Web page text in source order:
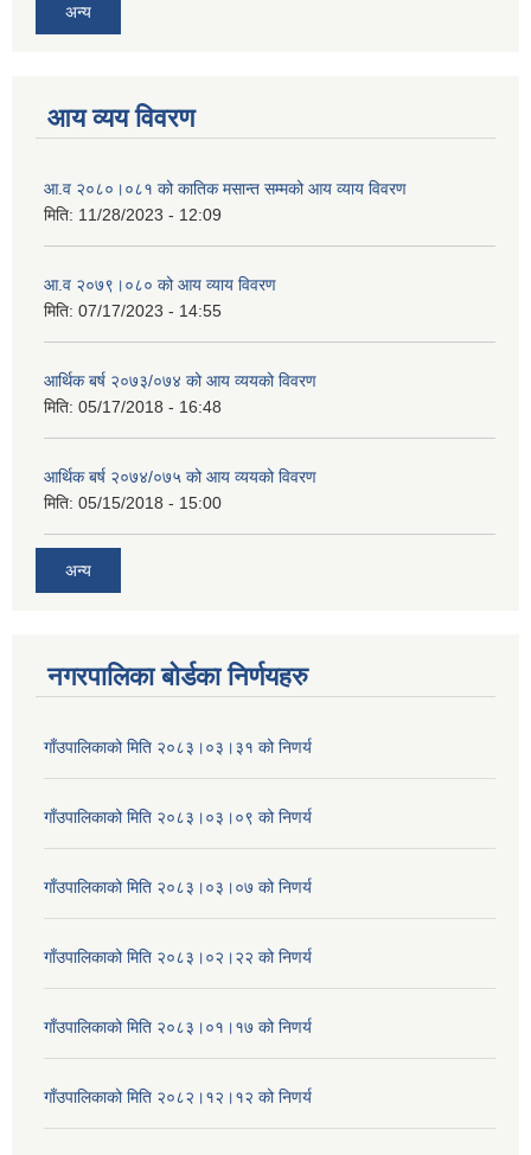
अन्य
आय व्यय विवरण
आ.व २०८०।०८१ को कातिक मसान्त सम्मको आय व्याय विवरण
मिति: 11/28/2023 - 12:09
आ.व २०७९।०८० को आय व्याय विवरण
मिति: 07/17/2023 - 14:55
आर्थिक बर्ष २०७३/०७४ को आय व्ययको विवरण
मिति: 05/17/2018 - 16:48
आर्थिक बर्ष २०७४/०७५ को आय व्ययको विवरण
मिति: 05/15/2018 - 15:00
अन्य
नगरपालिका बोर्डका निर्णयहरु
गाँउपालिकाको मिति २०८३।०३।३१ को निणर्य
गाँउपालिकाको मिति २०८३।०३।०९ को निणर्य
गाँउपालिकाको मिति २०८३।०३।०७ को निणर्य
गाँउपालिकाको मिति २०८३।०२।२२ को निणर्य
गाँउपालिकाको मिति २०८३।०१।१७ को निणर्य
गाँउपालिकाको मिति २०८२।१२।१२ को निणर्य